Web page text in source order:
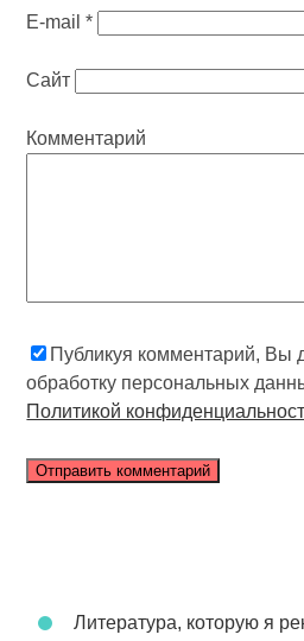
E-mail*
Сайт
Комментарий
Публикуя комментарий, Вы
обработку персональных
Политикой
Литература, которую я